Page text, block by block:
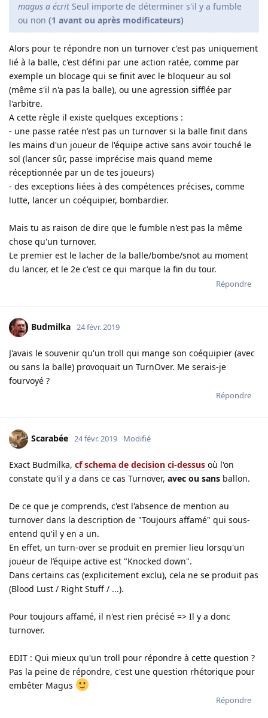
magus a écrit Seul importe de déterminer s'il y a fumble
ou non (1 avant ou après modificateurs)
Alors pour te répondre non un turnover c'est pas uniquement
lié à la balle, c'est défini par une action ratée, comme par
exemple un blocage qui se finit avec le bloqueur au sol
(même s'il n'a pas la balle), ou une agression sifflée par
l'arbitre.
A cette règle il existe quelques exceptions :
- une passe ratée n'est pas un turnover si la balle finit dans
les mains d'un joueur de l'équipe active sans avoir touché le
sol (lancer sûr, passe imprécise mais quand meme
réceptionnée par un de tes joueurs)
- des exceptions liées à des compétences précises, comme
lutte, lancer un coéquipier, bombardier.
Mais tu as raison de dire que le fumble n'est pas la même
chose qu'un turnover.
Le premier est le lacher de la balle/bombe/snot au moment
du lancer, et le 2e c'est ce qui marque la fin du tour.
Répondre
Budmilka 24 févr. 2019
J'avais le souvenir qu'un troll qui mange son coéquipier (avec
ou sans la balle) provoquait un TurnOver. Me serais-je
fourvoyé ?
Répondre
Scarabée 24 févr. 2019 Modifié
Exact Budmilka, cf schema de decision ci-dessus où l'on
constate qu'il y a dans ce cas Turnover, avec ou sans ballon.
De ce que je comprends, c'est l'absence de mention au
turnover dans la description de "Toujours affamé" qui sous-
entend qu'il y en a un.
En effet, un turn-over se produit en premier lieu lorsqu'un
joueur de l’équipe active est "Knocked down".
Dans certains cas (explicitement exclu), cela ne se produit pas
(Blood Lust / Right Stuff / ...).
Pour toujours affamé, il n'est rien précisé => Il y a donc
turnover.
EDIT : Qui mieux qu'un troll pour répondre à cette question ?
Pas la peine de répondre, c'est une question rhétorique pour
embêter Magus
Répondre